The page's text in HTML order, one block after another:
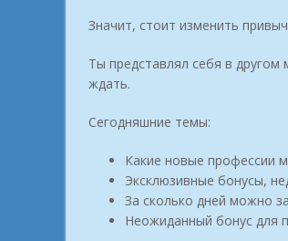
Значит, стоит изменить
Ты представлял себя в
ждать.
Сегодняшние темы:
Какие новые профессии
Эксклюзивные бонусы,
За сколько дней можно
Неожиданный бонус для